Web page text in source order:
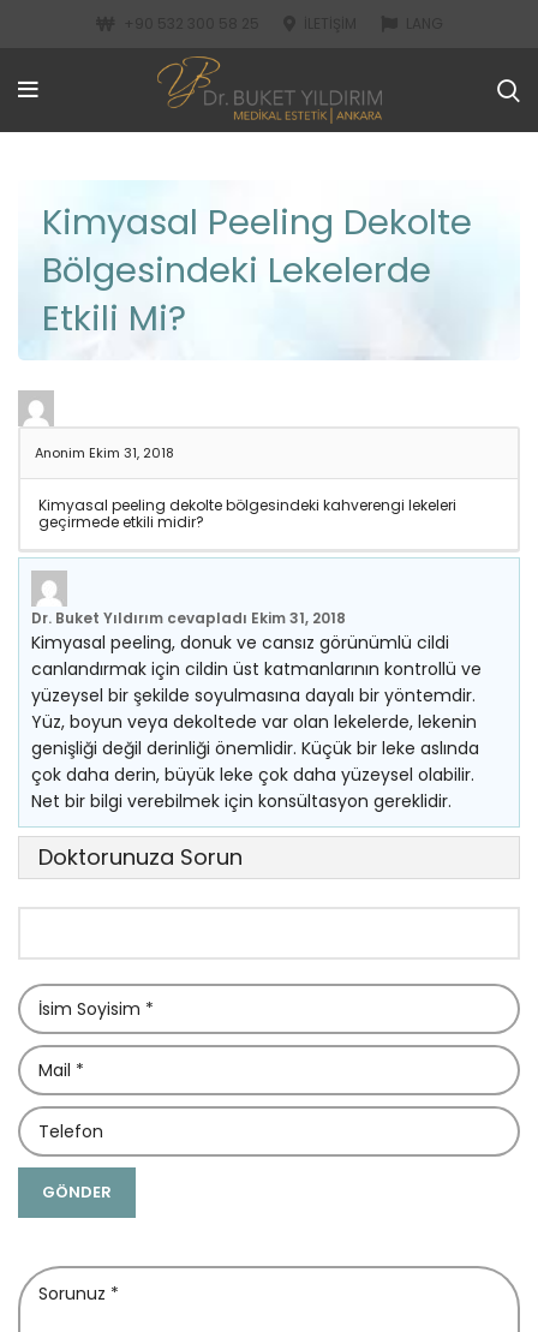
Kimyasal Peeling Dekolte
Bölgesindeki Lekelerde
Etkili Mi?
Anonim Ekim 31, 2018
Kimyasal peeling dekolte bölgesindeki kahverengi lekeleri
geçirmede etkili midir?
Dr. Buket Yıldırım cevapladı Ekim 31, 2018
Kimyasal peeling, donuk ve cansız görünümlü cildi
canlandırmak için cildin üst katmanlarının kontrollü ve
yüzeysel bir şekilde soyulmasına dayalı bir yöntemdir.
Yüz, boyun veya dekoltede var olan lekelerde, lekenin
genişliği değil derinliği önemlidir. Küçük bir leke aslında
çok daha derin, büyük leke çok daha yüzeysel olabilir.
Net bir bilgi verebilmek için konsültasyon gereklidir.
Doktorunuza Sorun